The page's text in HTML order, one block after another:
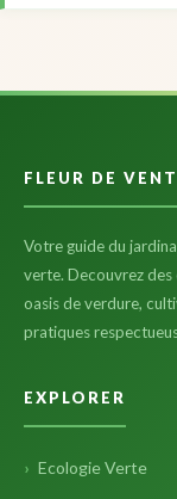
FLEUR DE VENT
Votre guide du
verte. Decouvrez
oasis de verdure,
pratiques
EXPLORER
Ecologie Verte